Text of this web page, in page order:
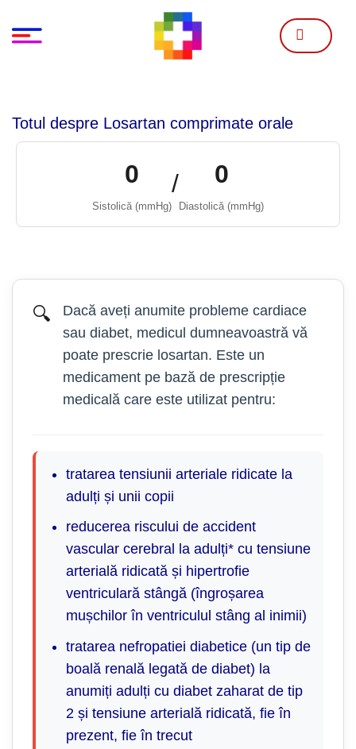
content
Totul despre Losartan comprimate orale
0
Sistolică (mmHg)
/ 0
Diastolică (mmHg)
🔍
Dacă aveți anumite probleme cardiace
sau diabet, medicul dumneavoastră vă
poate prescrie losartan. Este un
medicament pe bază de prescripție
medicală care este utilizat pentru:
tratarea tensiunii arteriale ridicate la
adulți și unii copii
reducerea riscului de accident
vascular cerebral la adulți* cu tensiune
arterială ridicată și hipertrofie
ventriculară stângă (îngroșarea
mușchilor în ventriculul stâng al inimii)
tratarea nefropatiei diabetice (un tip de
boală renală legată de diabet) la
anumiți adulți cu diabet zaharat de tip
2 și tensiune arterială ridicată, fie în
prezent, fie în trecut